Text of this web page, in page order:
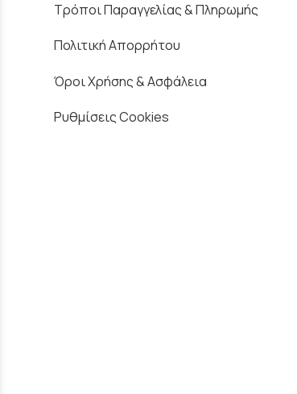
Τρόποι Παραγγελίας & Πληρωμής
Πολιτική Απορρήτου
Όροι Χρήσης & Ασφάλεια
Ρυθμίσεις Cookies